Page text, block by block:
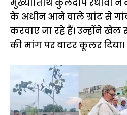
के अधीन आने वाले ग्रांट से
करवाए जा रहे हैं। उन्होंने खेल
की मांग पर वाटर कूलर दिया।